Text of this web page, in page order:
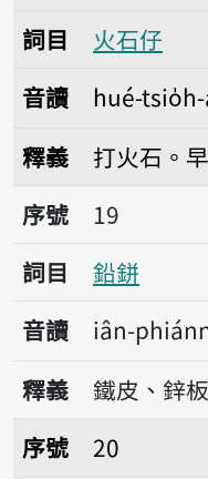
詞目
火石仔
音讀
hué-
釋義
打火石。
序號19鉛鉼
序號
19
詞目
鉛鉼
音讀
iân-
釋義
鐵皮、鋅
序號20鉛線
序號
20